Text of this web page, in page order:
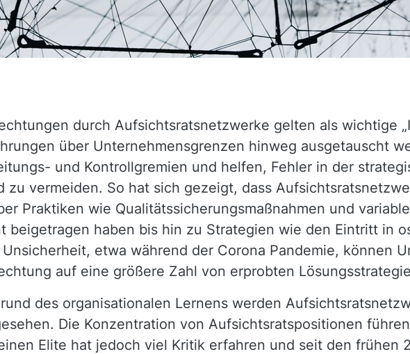
durch Aufsichtsratsnetzwerke gelten als wichtige
über Unternehmensgrenzen hinweg ausgetauscht
und Kontrollgremien und helfen, Fehler in der
zu vermeiden. So hat sich gezeigt, dass
Praktiken wie Qualitätssicherungsmaßnahmen und
beigetragen haben bis hin zu Strategien wie den Eintritt in
etwa während der Corona Pandemie, können
auf eine größere Zahl von erprobten
des organisationalen Lernens werden
Die Konzentration von Aufsichtsratspositionen
Elite hat jedoch viel Kritik erfahren und seit den frühen